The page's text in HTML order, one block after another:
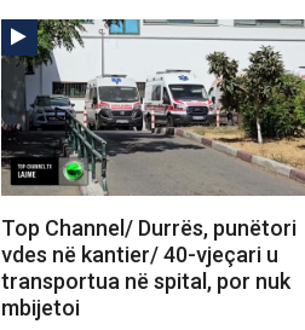
Top Channel/ Durrës, punëtori
vdes në kantier/ 40-vjeçari u
transportua në spital, por nuk
mbijetoi